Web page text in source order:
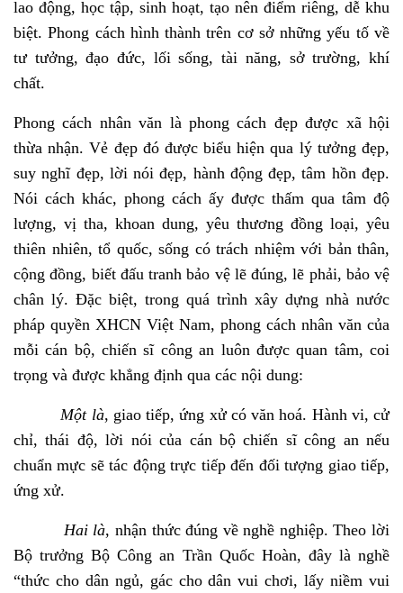
lao động, học tập, sinh hoạt, tạo nên điểm riêng, dễ khu
biệt. Phong cách hình thành trên cơ sở những yếu tố về
tư tưởng, đạo đức, lối sống, tài năng, sở trường, khí
chất.
Phong cách nhân văn là phong cách đẹp được xã hội
thừa nhận. Vẻ đẹp đó được biểu hiện qua lý tưởng đẹp,
suy nghĩ đẹp, lời nói đẹp, hành động đẹp, tâm hồn đẹp.
Nói cách khác, phong cách ấy được thấm qua tâm độ
lượng, vị tha, khoan dung, yêu thương đồng loại, yêu
thiên nhiên, tổ quốc, sống có trách nhiệm với bản thân,
cộng đồng, biết đấu tranh bảo vệ lẽ đúng, lẽ phải, bảo vệ
chân lý. Đặc biệt, trong quá trình xây dựng nhà nước
pháp quyền XHCN Việt Nam, phong cách nhân văn của
mỗi cán bộ, chiến sĩ công an luôn được quan tâm, coi
trọng và được khẳng định qua các nội dung:
Một là, giao tiếp, ứng xử có văn hoá. Hành vi, cử
chỉ, thái độ, lời nói của cán bộ chiến sĩ công an nếu
chuẩn mực sẽ tác động trực tiếp đến đối tượng giao tiếp,
ứng xử.
Hai là, nhận thức đúng về nghề nghiệp.Theo lời
Bộ trưởng Bộ Công an Trần Quốc Hoàn, đây là nghề
“thức cho dân ngủ, gác cho dân vui chơi, lấy niềm vui